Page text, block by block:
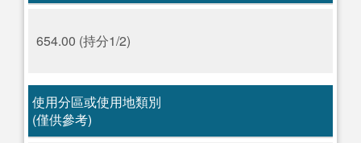
654.00 (持分1/2)
使用分區或使用地類別
(僅供參考)